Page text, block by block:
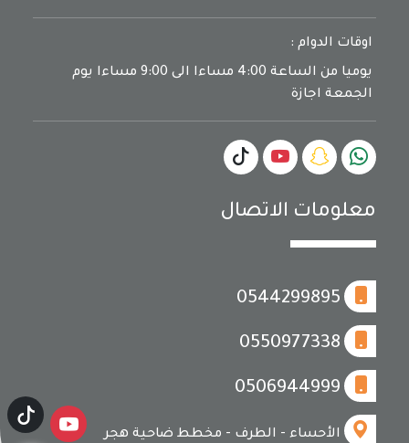
اوقات الدوام :
يوميا من الساعة 4:00 مساءا الى 9:00 مساءا يوم
الجمعة اجازة
معلومات الاتصال
0544299895
0550977338
0506944999
الأحساء - الطرف - مخطط ضاحية هجر